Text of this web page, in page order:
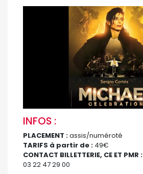
INFOS :
PLACEMENT :assis/numéroté
TARIFS à partir de : 49€
CONTACT BILLETTERIE, CE ET PMR :
03 22 47 29 00